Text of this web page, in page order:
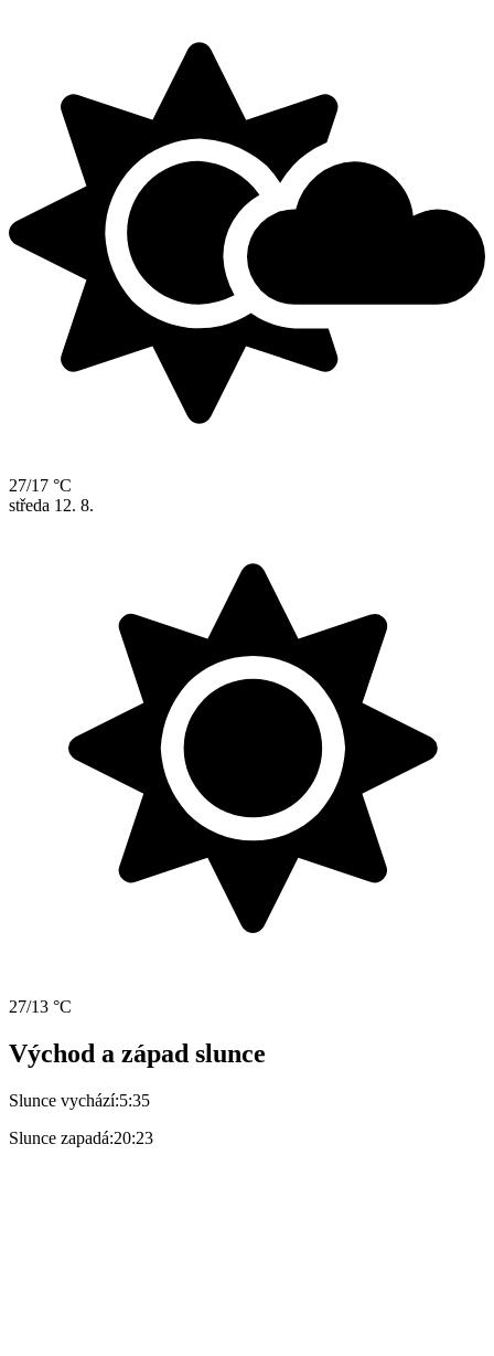
27/17 °C
středa 12. 8.
27/13 °C
Východ a západ slunce
Slunce vychází:5:35
Slunce zapadá:20:23